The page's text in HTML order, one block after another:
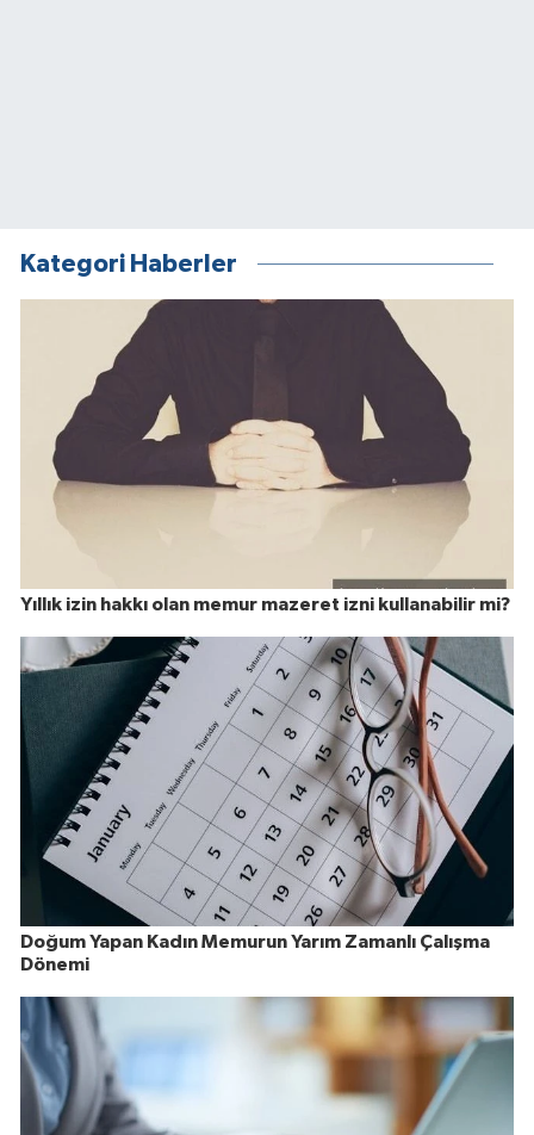
Kategori Haberler
Yıllık izin hakkı olan memur mazeret izni kullanabilir mi?
Doğum Yapan Kadın Memurun Yarım Zamanlı Çalışma
Dönemi